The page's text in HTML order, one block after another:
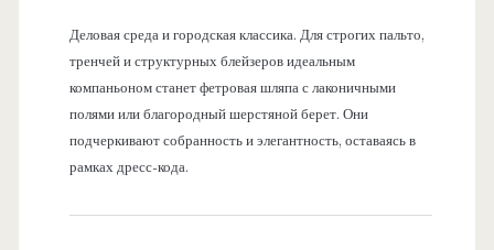
Деловая среда и городская классика. Для строгих пальто,
тренчей и структурных блейзеров идеальным
компаньоном станет фетровая шляпа с лаконичными
полями или благородный шерстяной берет. Они
подчеркивают собранность и элегантность, оставаясь в
рамках дресс-кода.